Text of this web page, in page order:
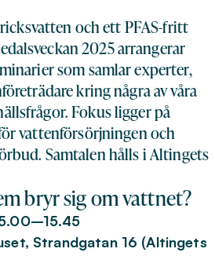
och ett PFAS-fritt
2025 arrangerar
som samlar experter,
kring några av våra
Fokus ligger på
vattenförsörjningen och
Samtalen hålls i Altingets
bryr sig om vattnet?
Strandgatan 16 (Altingets